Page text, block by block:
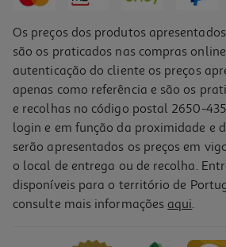
-10%
Livro Tudo Sobre Xi
Os preços dos produtos
são os praticados nas compras
autenticação do cliente os preços
apenas como referência e são os
e recolhas no código postal 2650-
login e em função da proximidade e
serão apresentados os preços em
o local de entrega ou de recolha.
disponíveis para o território de
consulte mais informações aqui.